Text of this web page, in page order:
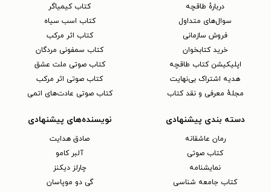
دربارهٔ طاقچه
سوال‌های متداول
فروش سازمانی
خرید کتابخوان
اپلیکیشن کتاب طاقچه
هدیه اشتراک بی‌نهایت
مجلهٔ معرفی و نقد کتاب
کتاب کیمیاگر
کتاب اسب سیاه
کتاب اثر مرکب
کتاب سمفونی مردگان
کتاب صوتی ملت عشق
کتاب صوتی اثر مرکب
کتاب صوتی عادت‌های اتمی
دسته بندی پیشنهادی
رمان عاشقانه
کتاب‌ صوتی
نمایشنامه
کتاب جامعه شناسی
نویسنده‌های پیشنهادی
صادق هدایت
آلبر کامو
چارلز دیکنز
گی دو موپاسان